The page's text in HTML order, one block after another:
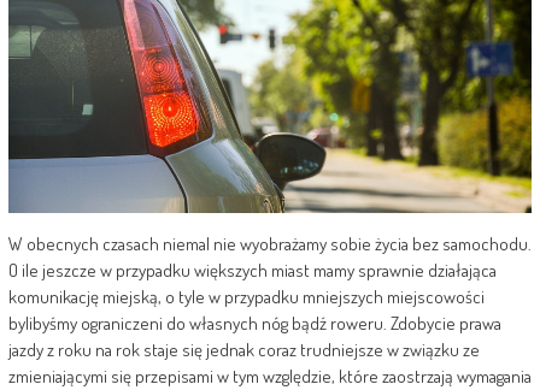
W obecnych czasach niemal nie wyobrażamy sobie życia bez samochodu.
O ile jeszcze w przypadku większych miast mamy sprawnie działająca
komunikację miejską, o tyle w przypadku mniejszych miejscowości
bylibyśmy ograniczeni do własnych nóg bądź roweru. Zdobycie prawa
jazdy z roku na rok staje się jednak coraz trudniejsze w związku ze
zmieniającymi się przepisami w tym względzie, które zaostrzają wymagania